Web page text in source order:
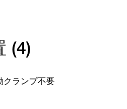
(4)
クランプ不要